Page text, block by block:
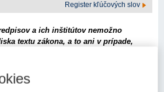
Register kľúčových slov
a ich inštitútov nemožno
textu zákona, a to ani v prípade,
procesných úkonov účastníkov
dopĺňanie takých náležitostí do